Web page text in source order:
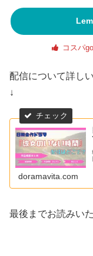
コスパ
配信について詳し
↓
doramavita.com
最後までお読みい